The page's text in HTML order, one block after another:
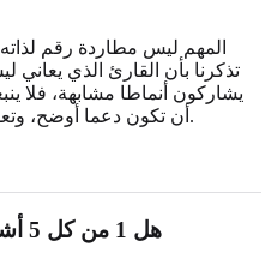
المهم ليس مطاردة رقم
تذكرنا بأن القارئ الذي
يشاركون أنماطا مشابهة، فلا
أن تكون دعما أوضح، وتعليما أفضل، وطريقا أهدأ نحو الفهم.
هل 1 من كل 5 أشخاص مصاب بعسر القراءة؟